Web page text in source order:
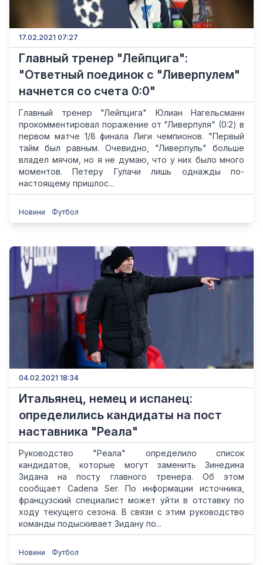
17.02.2021 07:27
Главный тренер "Лейпцига":
"Ответный поединок с "Ливерпулем"
начнется со счета 0:0"
Главный тренер "Лейпцига" Юлиан Нагельсманн
прокомментировал поражение от "Ливерпуля" (0:2) в
первом матче 1/8 финала Лиги чемпионов. "Первый
тайм был равным. Очевидно, "Ливерпуль" больше
владел мячом, но я не думаю, что у них было много
моментов. Петеру Гулачи лишь однажды по-
настоящему пришлос...
Новини Футбол
04.02.2021 18:34
Итальянец, немец и испанец:
определились кандидаты на пост
наставника "Реала"
Руководство "Реала" определило список
кандидатов, которые могут заменить Зинедина
Зидана на посту главного тренера. Об этом
сообщает Cadena Ser. По информации источника,
французский специалист может уйти в отставку по
ходу текущего сезона. В связи с этим руководство
команды подыскивает Зидану по...
Новини Футбол